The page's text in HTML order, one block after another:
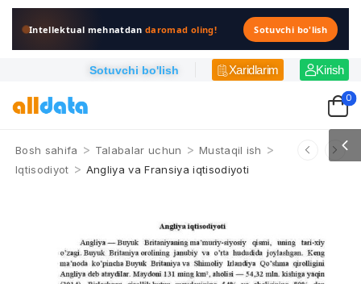
Intellektual mehnatdandaromad oling! Sotuvchi bo'lish
Sotuvchi bo'lish Xaridlarim Kirish
0
Bosh sahifa > Talabalar uchun > Mustaqil ish >
Iqtisodiyot > Angliya va Fransiya iqtisodiyoti